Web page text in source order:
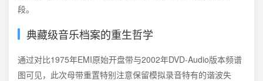
段。
典藏级音乐档案的重生哲学
通过对比1975年EMI原始开盘带与2002年DVD-Audio版本频谱
图可见，此次母带重置特别注意保留模拟录音特有的谐波失